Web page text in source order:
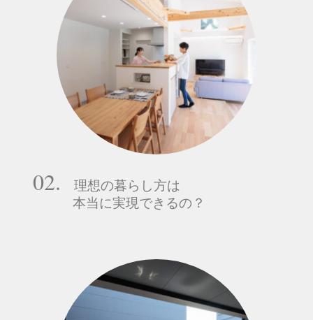
02.
理想の暮らし方は
本当に実現できるの？